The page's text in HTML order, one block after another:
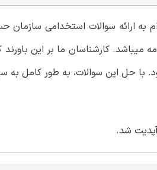
به ارائه سوالات استخدامی
میباشد. کارشناسان ما بر این
با حل این سوالات، به طور کامل